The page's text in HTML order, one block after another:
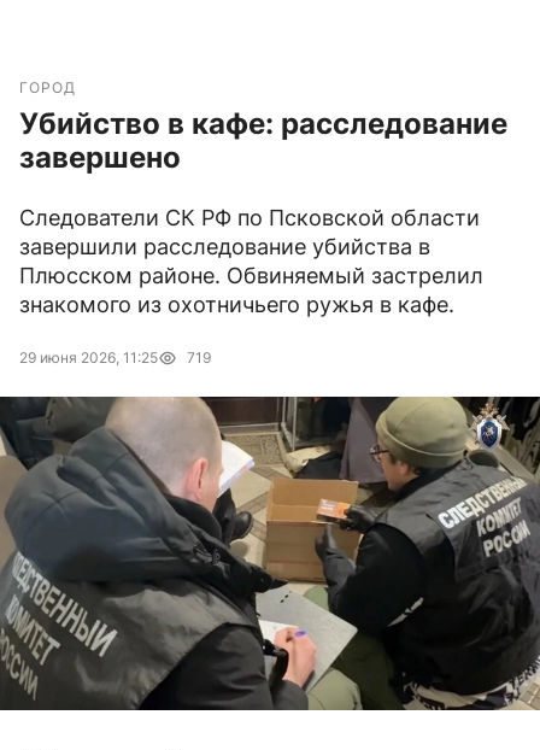
ГОРОД
Убийство в кафе: расследование
завершено
Следователи СК РФ по Псковской области
завершили расследование убийства в
Плюсском районе. Обвиняемый застрелил
знакомого из охотничьего ружья в кафе.
29 июня 2026, 11:25 719